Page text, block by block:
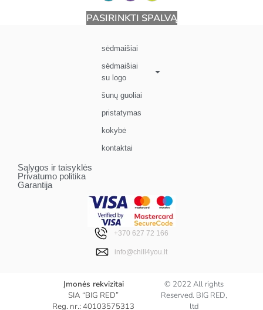
PASIRINKTI SPALVĄ
sėdmaišiai
sėdmaišiai
su logo
šunų guoliai
pristatymas
kokybė
kontaktai
Sąlygos ir taisyklės
Privatumo politika
Garantija
+370 627 72 166
info@chill4you.lt
Įmonės rekvizitai
SIA “BIG RED”
Reg. nr.: 40103575313
© 2022 All rights
Reserved. BIG RED,
ltd